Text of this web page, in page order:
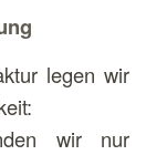
legen wir
wir nur